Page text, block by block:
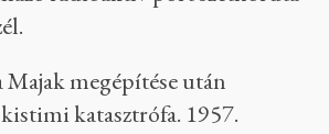
volt. A nukleáris fegyverek
sokat törődtek a mintegy
a